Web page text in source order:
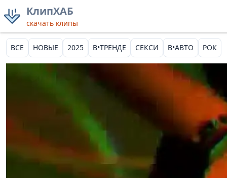
КлипХАБ
скачать клипы
ВСЕ НОВЫЕ 2025 В•ТРЕНДЕ СЕКСИ В•АВТО РОК